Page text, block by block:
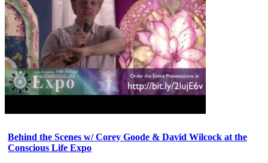
Behind the Scenes w/ Corey Goode & David Wilcock at the
Conscious Life Expo